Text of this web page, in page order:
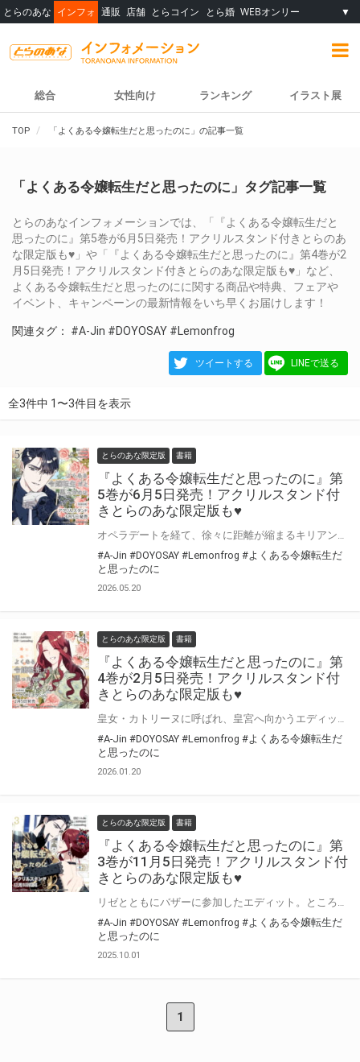
とらのあな インフォ 通販 店舗 とらコイン とら婚 WEBオンリー ▼
総合 女性向け ランキング イラスト展
TOP 「よくある令嬢転生だと思ったのに」の記事一覧
「よくある令嬢転生だと思ったのに」タグ記事一覧
とらのあなインフォメーションでは、「『よくある令嬢転生だと
思ったのに』第5巻が6月5日発売！アクリルスタンド付きとらのあ
な限定版も♥」や「『よくある令嬢転生だと思ったのに』第4巻が2
月5日発売！アクリルスタンド付きとらのあな限定版も♥」など、
よくある令嬢転生だと思ったのにに関する商品や特典、フェアや
イベント、キャンペーンの最新情報をいち早くお届けします！
関連タグ： #A-Jin #DOYOSAY #Lemonfrog
ツイートする LINEで送る
全3件中 1〜3件目を表示
とらのあな限定版 書籍
『よくある令嬢転生だと思ったのに』第
5巻が6月5日発売！アクリルスタンド付
きとらのあな限定版も♥
#A-Jin #DOYOSAY #Lemonfrog #よくある令嬢転生だ
と思ったのに
2026.05.20
とらのあな限定版 書籍
『よくある令嬢転生だと思ったのに』第
4巻が2月5日発売！アクリルスタンド付
きとらのあな限定版も♥
#A-Jin #DOYOSAY #Lemonfrog #よくある令嬢転生だ
と思ったのに
2026.01.20
とらのあな限定版 書籍
『よくある令嬢転生だと思ったのに』第
3巻が11月5日発売！アクリルスタンド付
きとらのあな限定版も♥
#A-Jin #DOYOSAY #Lemonfrog #よくある令嬢転生だ
と思ったのに
2025.10.01
1